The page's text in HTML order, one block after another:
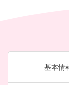
基本情